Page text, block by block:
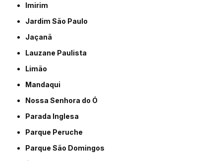
Imirim
Jardim São Paulo
Jaçanã
Lauzane Paulista
Limão
Mandaqui
Nossa Senhora do Ó
Parada Inglesa
Parque Peruche
Parque São Domingos